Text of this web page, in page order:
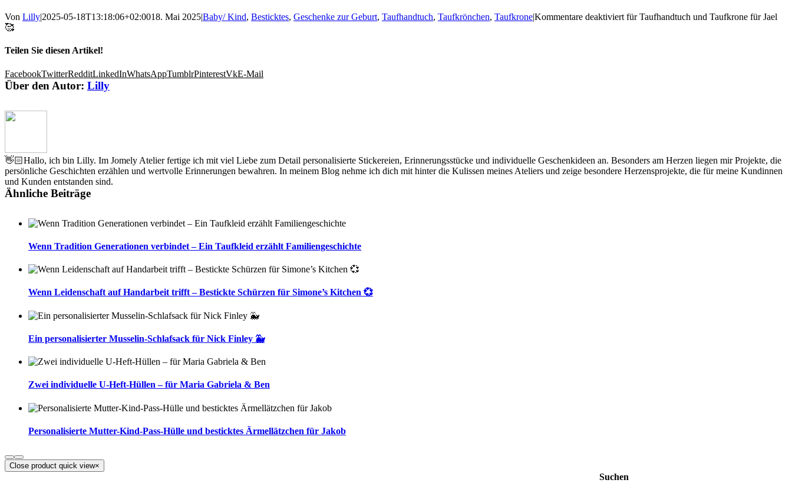
Von Lilly|2025-05-18T13:18:06+02:0018. Mai 2025|Baby/ Kind, Besticktes, Geschenke zur Geburt, Taufhandtuch, Taufkrönchen, Taufkrone|Kommentare deaktiviert für Taufhandtuch und Taufkrone für Jael
🥰
Teilen Sie diesen Artikel!
FacebookTwitterRedditLinkedInWhatsAppTumblrPinterestVkE-Mail
Über den Autor: Lilly
👋🏻Hallo, ich bin Lilly. Im Jomely Atelier fertige ich mit viel Liebe zum Detail personalisierte Stickereien, Erinnerungsstücke und individuelle Geschenkideen an. Besonders am Herzen liegen mir Projekte, die
persönliche Geschichten erzählen und wertvolle Erinnerungen bewahren. In meinem Blog nehme ich dich mit hinter die Kulissen meines Ateliers und zeige besondere Herzensprojekte, die für meine Kundinnen
und Kunden entstanden sind.
Ähnliche Beiträge
Wenn Tradition Generationen verbindet – Ein Taufkleid erzählt Familiengeschichte
Wenn Leidenschaft auf Handarbeit trifft – Bestickte Schürzen für Simone’s Kitchen 💞
Ein personalisierter Musselin-Schlafsack für Nick Finley 🐳
Zwei individuelle U-Heft-Hüllen – für Maria Gabriela & Ben
Personalisierte Mutter-Kind-Pass-Hülle und besticktes Ärmellätzchen für Jakob
Suchen
Close product quick view×